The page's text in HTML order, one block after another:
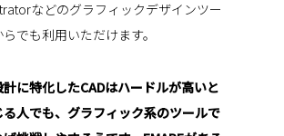
などのグラフィックデザインツー
らでも利用いただけます。
に特化したCADはハードルが高いと
る人でも、グラフィック系のツールで